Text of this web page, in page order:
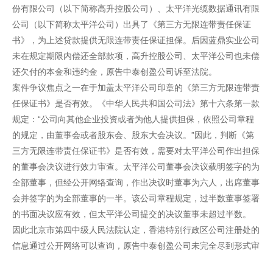
份有限公司（以下简称高升控股公司）、太平洋光缆数据通讯有限
公司（以下简称太平洋公司）出具了《第三方无限连带责任保证
书》，为上述贷款提供无限连带责任保证担保。后因蓝鼎实业公司
未在规定期限内偿还全部款项，高升控股公司、太平洋公司也未偿
还欠付的本金和违约金，原告中泰创盈公司诉至法院。
案件争议焦点之一在于加盖太平洋公司印章的《第三方无限连带责
任保证书》是否有效。《中华人民共和国公司法》第十六条第一款
规定：“公司向其他企业投资或者为他人提供担保，依照公司章程
的规定，由董事会或者股东会、股东大会决议。”因此，判断《第
三方无限连带责任保证书》是否有效，需要对太平洋公司作出担保
的董事会决议进行效力审查。太平洋公司董事会决议载明签字的为
全部董事，但经公开网络查询，作出决议时董事为六人，出席董事
会并签字的为全部董事的一半。该公司章程规定，过半数董事签署
的书面决议应有效，但太平洋公司提交的决议董事未超过半数。
因此北京市第四中级人民法院认定，香港特别行政区公司注册处的
信息通过公开网络可以查询，原告中泰创盈公司未完全尽到形式审